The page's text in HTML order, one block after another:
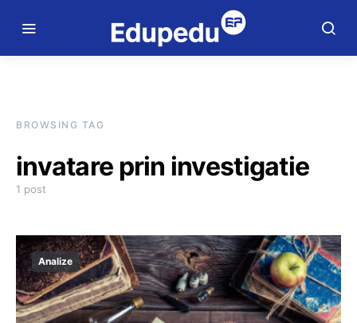
BROWSING TAG
invatare prin investigatie
1 post
Analize